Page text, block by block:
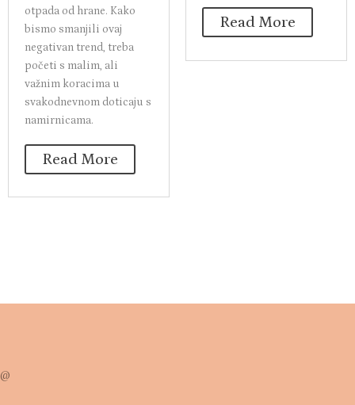
otpada od hrane. Kako
bismo smanjili ovaj
negativan trend, treba
početi s malim, ali
važnim koracima u
svakodnevnom doticaju s
namirnicama.
Read More
Read More
@